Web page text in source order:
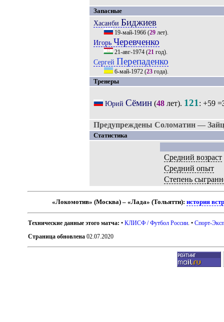
Запасные
Хасанби Биджиев
19-май-1966(29лет).
Игорь Черевченко
21-авг-1974(21год).
Сергей Перепаденко
6-май-1972(23года).
Тренеры
Юрий Сёмин(48лет). 121 : +59 =
Предупреждены Соломатин —
Статистика
Средний возраст
Средний опыт
Степень
«Локомотив» (Москва) – «Лада» (Тольятти):история
Технические данные этого матча: •КЛИСФ / Футбол России . •Спорт-
Страница обновлена 02.07.2020